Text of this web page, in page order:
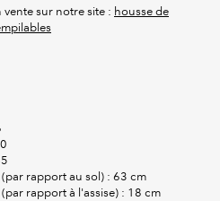
sur notre site : housse de
rapport au sol) : 63 cm
rapport à l'assise) : 18 cm